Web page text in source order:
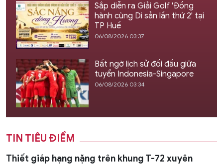
Sắp diễn ra Giải Golf 'Đồng
hành cùng Di sản lần thứ 2' tại
TP Huế
06/08/2026 03:37
Bất ngờ lịch sử đối đầu giữa
tuyển Indonesia-Singapore
06/08/2026 03:34
TIN TIÊU ĐIỂM
Thiết giáp hạng nặng trên khung T-72 xuyên